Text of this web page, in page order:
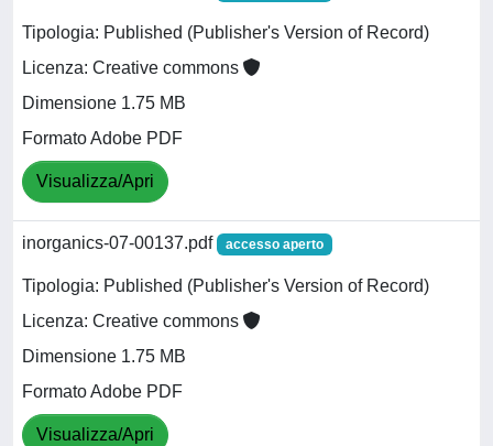
Tipologia: Published (Publisher's Version of Record)
Licenza: Creative commons
Dimensione 1.75 MB
Formato Adobe PDF
Visualizza/Apri
inorganics-07-00137.pdf accesso aperto
Tipologia: Published (Publisher's Version of Record)
Licenza: Creative commons
Dimensione 1.75 MB
Formato Adobe PDF
Visualizza/Apri